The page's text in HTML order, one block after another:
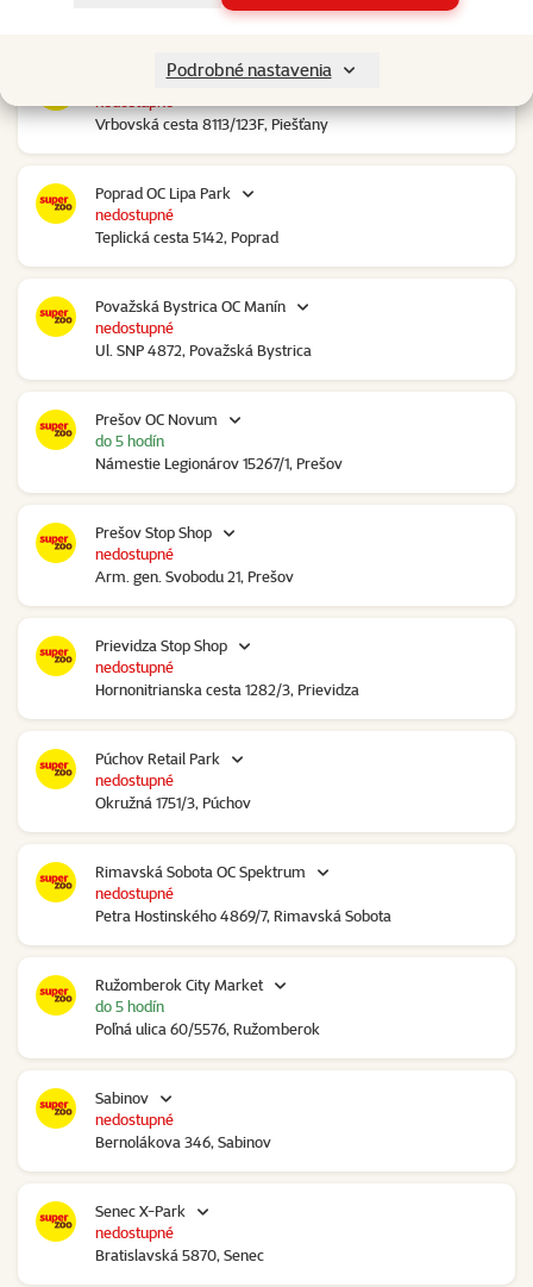
Podrobné nastavenia
Šenkvická cesta 4798, Pezinok
Piešťany OC Klokan
Vrbovská cesta 8113/123F, Piešťany
Poprad OC Lipa Park
Teplická cesta 5142, Poprad
nedostupné
Považská Bystrica OC Manín
Ul. SNP 4872, Považská Bystrica
nedostupné
Prešov OC Novum
Námestie Legionárov 15267/1, Prešov
do 5 hodín
Prešov Stop Shop
Arm. gen. Svobodu 21, Prešov
nedostupné
Prievidza Stop Shop
Hornonitrianska cesta 1282/3, Prievidza
nedostupné
Púchov Retail Park
Okružná 1751/3, Púchov
nedostupné
Rimavská Sobota OC Spektrum
Petra Hostinského 4869/7, Rimavská Sobota
nedostupné
Ružomberok City Market
Poľná ulica 60/5576, Ružomberok
do 5 hodín
Sabinov
Bernolákova 346, Sabinov
nedostupné
Senec X-Park
Bratislavská 5870, Senec
nedostupné